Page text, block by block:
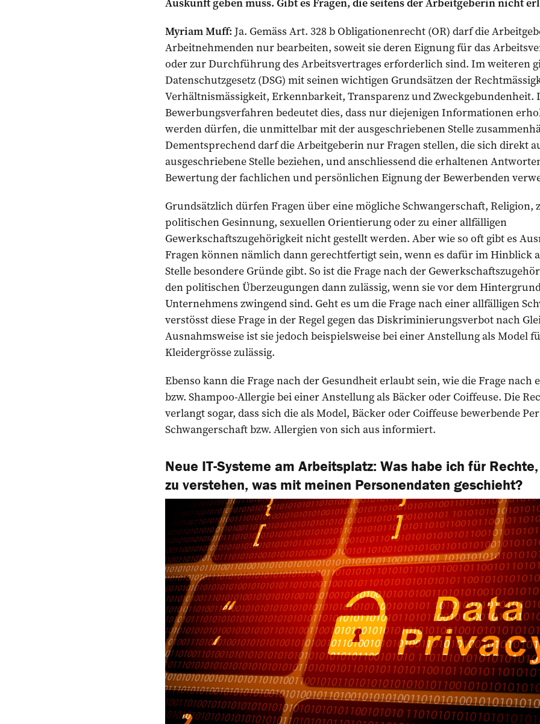
Myriam Muff: Ja. Gemäss Art. 328 b Obligationenrecht (OR) darf die
Arbeitnehmenden nur bearbeiten, soweit sie deren Eignung für das
oder zur Durchführung des Arbeitsvertrages erforderlich sind. Im weiteren
Datenschutzgesetz (DSG) mit seinen wichtigen Grundsätzen der
Verhältnismässigkeit, Erkennbarkeit, Transparenz und Zweckgebundenheit.
Bewerbungsverfahren bedeutet dies, dass nur diejenigen Informationen
werden dürfen, die unmittelbar mit der ausgeschriebenen Stelle
Dementsprechend darf die Arbeitgeberin nur Fragen stellen, die sich direkt
ausgeschriebene Stelle beziehen, und anschliessend die erhaltenen
Bewertung der fachlichen und persönlichen Eignung der Bewerbenden
Grundsätzlich dürfen Fragen über eine mögliche Schwangerschaft, Religion,
politischen Gesinnung, sexuellen Orientierung oder zu einer allfälligen
Gewerkschaftszugehörigkeit nicht gestellt werden. Aber wie so oft gibt es
Fragen können nämlich dann gerechtfertigt sein, wenn es dafür im Hinblick
Stelle besondere Gründe gibt. So ist die Frage nach der
den politischen Überzeugungen dann zulässig, wenn sie vor dem
Unternehmens zwingend sind. Geht es um die Frage nach einer allfälligen
verstösst diese Frage in der Regel gegen das Diskriminierungsverbot nach
Ausnahmsweise ist sie jedoch beispielsweise bei einer Anstellung als Model
Kleidergrösse zulässig.
Ebenso kann die Frage nach der Gesundheit erlaubt sein, wie die Frage nach
bzw. Shampoo-Allergie bei einer Anstellung als Bäcker oder Coiffeuse. Die
verlangt sogar, dass sich die als Model, Bäcker oder Coiffeuse bewerbende
Schwangerschaft bzw. Allergien von sich aus informiert.
Neue IT-Systeme am Arbeitsplatz: Was habe ich für
zu verstehen, was mit meinen Personendaten geschieht?